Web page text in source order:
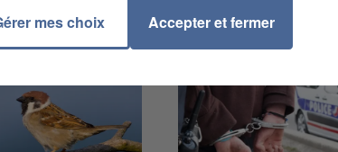
mes choix Accepter et fermer